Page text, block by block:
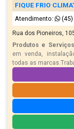
FIQUE FRIO
Atendimento:
Rua dos Pioneiros,
Produtos e
em venda,
todas as